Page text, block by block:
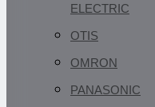
ELECTRIC
OTIS
OMRON
PANASONIC